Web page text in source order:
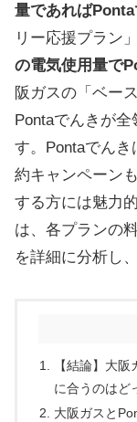
量であれば
リー応援プラン
の電気使用量で
阪ガスの「ベー
Pontaでんきが
す。Pontaでん
約キャンペーン
する方には魅力
は、各プランの
を詳細に分析し
【結論】大
に合うのはど
大阪ガスと